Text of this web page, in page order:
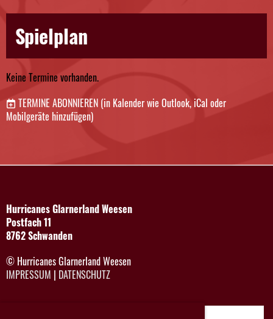
Spielplan
Keine Termine vorhanden.
TERMINE ABONNIEREN (in Kalender wie Outlook, iCal oder
Mobilgeräte hinzufügen)
Hurricanes Glarnerland Weesen
Postfach 11
8762 Schwanden
© Hurricanes Glarnerland Weesen
IMPRESSUM | DATENSCHUTZ